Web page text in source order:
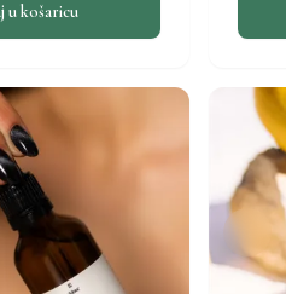
u košaricu